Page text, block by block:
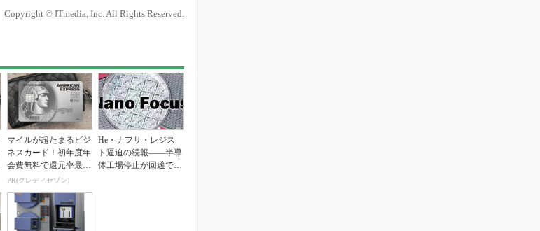
Copyright © ITmedia, Inc. All Rights Reserved.
マイルが超たまるビジ
ネスカード！初年度年
会費無料で還元率最大
1.125%
PR(クレディセゾン)
He・ナフサ・レジス
ト逼迫の続報――半導
体工場停止が回避でき